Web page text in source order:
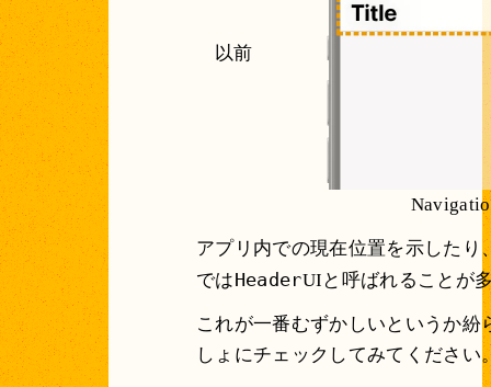
以前
アプリ内での現在位置を示したり
ではHeaderUIと呼ばれることが
これが一番むずかしいというか
しょにチェックしてみてください